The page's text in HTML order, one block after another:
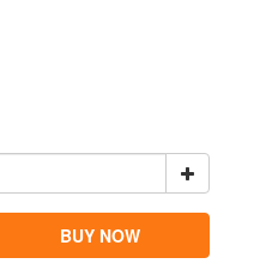
BUY NOW